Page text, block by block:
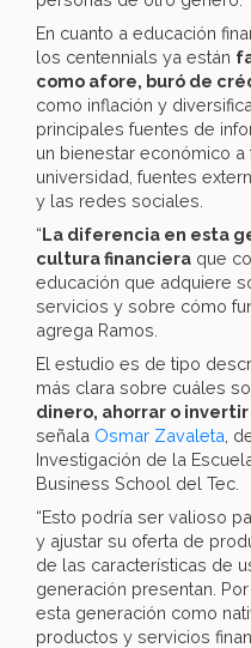
En cuanto a educación
los centennials ya están
como afore, buró de
como inflación y
principales fuentes de
un bienestar económico
universidad, fuentes
y las redes sociales.
“La diferencia en esta
cultura financiera que
educación que adquiere
servicios y sobre cómo
agrega Ramos.
El estudio es de tipo
más clara sobre cuáles
dinero, ahorrar o
señala Osmar Zavaleta ,
Investigación de la
Business School del Tec.
“Esto podría ser valioso
y ajustar su oferta de
de las características de
generación presentan.
esta generación como
productos y servicios